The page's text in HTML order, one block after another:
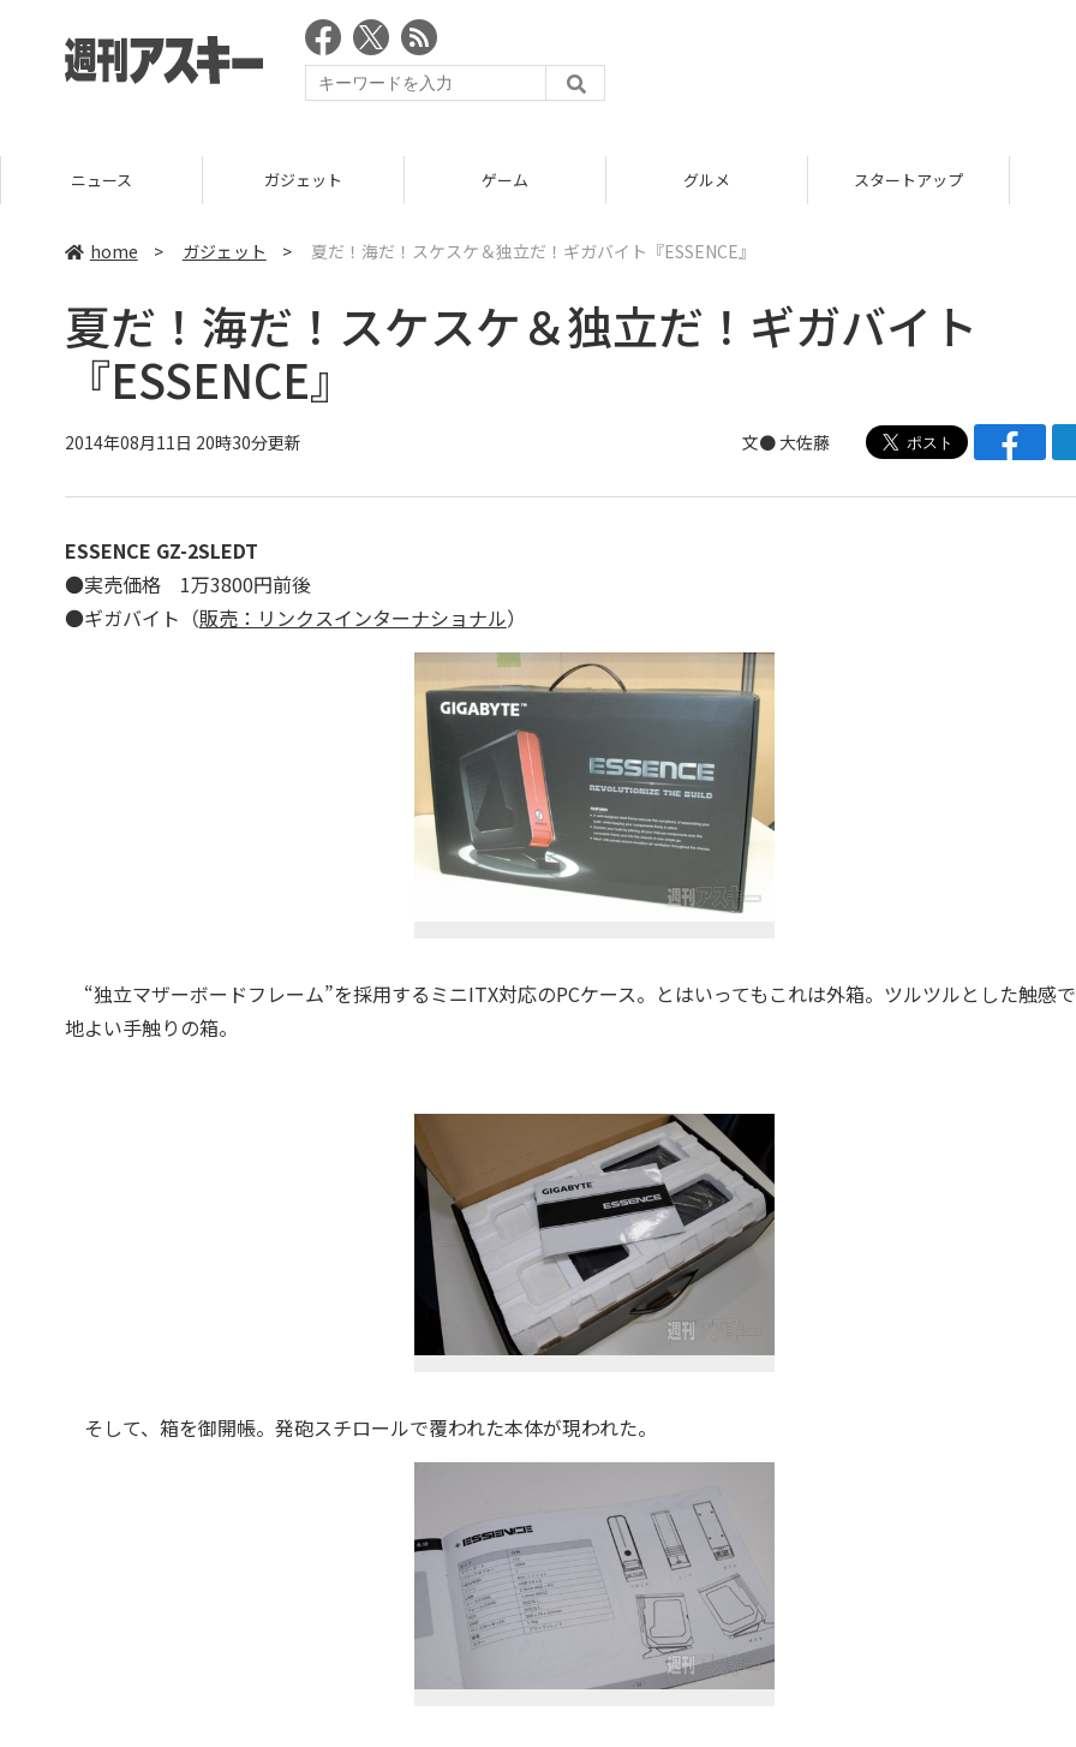
ニュース ガジェット ゲーム グルメ スタートアップ
home > ガジェット > 夏だ！海だ！スケスケ＆独立だ！ギガバイト『ESSENCE』
夏だ！海だ！スケスケ＆独立だ！ギガバイト
『ESSENCE』
2014年08月11日 20時30分更新 文●大佐藤
ESSENCE GZ-2SLEDT
●実売価格 1万3800円前後
●ギガバイト（販売：リンクスインターナショナル）
“独立マザーボードフレーム”を採用するミニITX対応のPCケース。とはいってもこれは外箱。ツルツルとした触感
地よい手触りの箱。
そして、 箱を御開帳。発砲スチロールで覆われた本体が現われた。